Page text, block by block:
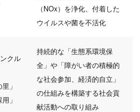
（NOx）を浄化、付着した
ウイルスや菌を不活化
クル
」
」
持続的な「生態系環境保
全」や「障がい者の積極的
な社会参加、経済的自立」
の仕組みを構築する社会貢
献活動への取り組み